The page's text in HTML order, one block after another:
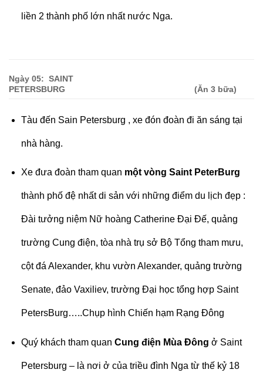
liền 2 thành phố lớn nhất nước Nga.
Ngày 05: SAINT
PETERSBURG (Ăn 3 bữa)
Tàu đến Sain Petersburg , xe đón đoàn đi ăn sáng tại
nhà hàng.
Xe đưa đoàn tham quan một vòng Saint PeterBurg
thành phố đệ nhất di sản với những điểm du lịch đẹp :
Đài tưởng niệm Nữ hoàng Catherine Đại Đế, quảng
trường Cung điện, tòa nhà trụ sở Bộ Tổng tham mưu,
cột đá Alexander, khu vườn Alexander, quảng trường
Senate, đảo Vaxiliev, trường Đại học tổng hợp Saint
PetersBurg…..Chụp hình Chiến hạm Rạng Đông
Quý khách tham quan Cung điện Mùa Đông ở Saint
Petersburg – là nơi ở của triều đình Nga từ thế kỷ 18